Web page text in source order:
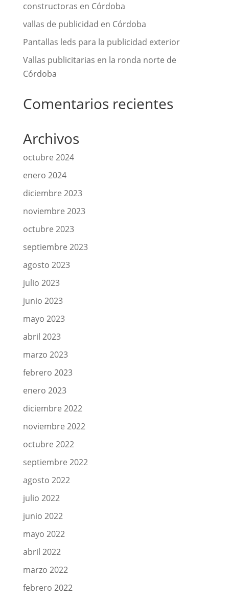
constructoras en Córdoba
vallas de publicidad en Córdoba
Pantallas leds para la publicidad exterior
Vallas publicitarias en la ronda norte de
Córdoba
Comentarios recientes
Archivos
octubre 2024
enero 2024
diciembre 2023
noviembre 2023
octubre 2023
septiembre 2023
agosto 2023
julio 2023
junio 2023
mayo 2023
abril 2023
marzo 2023
febrero 2023
enero 2023
diciembre 2022
noviembre 2022
octubre 2022
septiembre 2022
agosto 2022
julio 2022
junio 2022
mayo 2022
abril 2022
marzo 2022
febrero 2022